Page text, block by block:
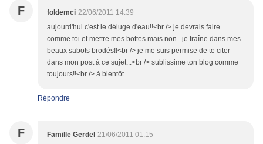
F foldemci 22/06/2011 14:39
aujourd'hui c'est le déluge d'eau!!<br /> je devrais faire
comme toi et mettre mes bottes mais non...je traîne dans mes
beaux sabots brodés!!<br /> je me suis permise de te citer
dans mon post à ce sujet...<br /> sublissime ton blog comme
toujours!!<br /> à bientôt
Répondre
F Famille Gerdel 21/06/2011 01:15